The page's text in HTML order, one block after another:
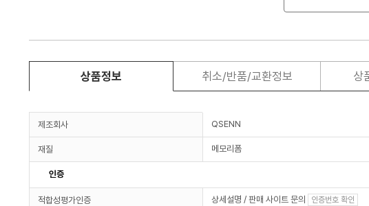
상품정보 취소/반품/교환정보 상
제조회사 QSENN
재질 메모리폼
인증
적합성평가인증 상세설명 / 판매 사이트 문의 인증번호 확인